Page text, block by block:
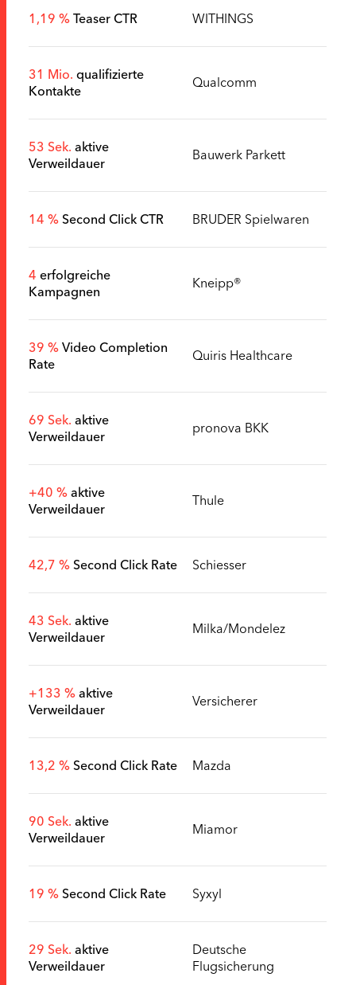
1,19 % Teaser CTR WITHINGS
31 Mio. qualifizierte
Kontakte
Qualcomm
53 Sek. aktive
Verweildauer
Bauwerk Parkett
14 % Second Click CTR BRUDER Spielwaren
4 erfolgreiche
Kampagnen
Kneipp®
39 % Video Completion
Rate
Quiris Healthcare
69 Sek. aktive
Verweildauer
pronova BKK
+40 % aktive
Verweildauer
Thule
42,7 % Second Click Rate Schiesser
43 Sek. aktive
Verweildauer
Milka/Mondelez
+133 % aktive
Verweildauer
Versicherer
13,2 % Second Click Rate Mazda
90 Sek. aktive
Verweildauer
Miamor
19 % Second Click Rate Syxyl
29 Sek. aktive
Verweildauer
Deutsche
Flugsicherung